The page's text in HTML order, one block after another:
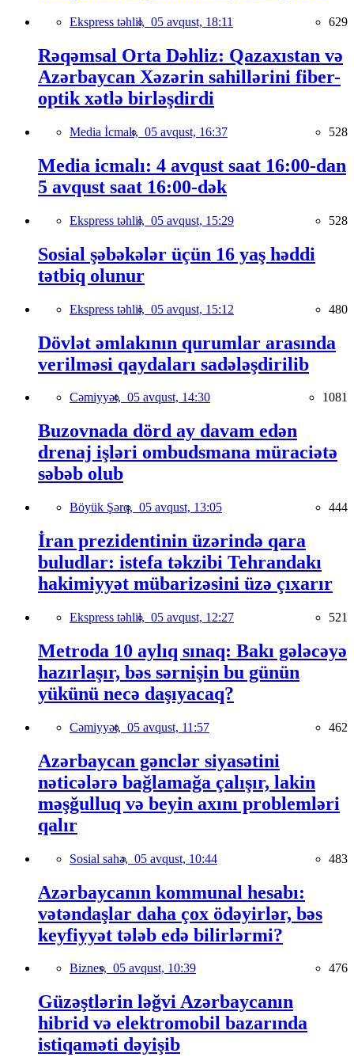
Ekspress təhlil, 05 avqust, 18:11 629
Rəqəmsal Orta Dəhliz: Qazaxıstan və
Azərbaycan Xəzərin sahillərini fiber-
optik xətlə birləşdirdi
Media İcmalı, 05 avqust, 16:37 528
Media icmalı: 4 avqust saat 16:00-dan
5 avqust saat 16:00-dək
Ekspress təhlil, 05 avqust, 15:29 528
Sosial şəbəkələr üçün 16 yaş həddi
tətbiq olunur
Ekspress təhlil, 05 avqust, 15:12 480
Dövlət əmlakının qurumlar arasında
verilməsi qaydaları sadələşdirilib
Cəmiyyət, 05 avqust, 14:30 1081
Buzovnada dörd ay davam edən
drenaj işləri ombudsmana müraciətə
səbəb olub
Böyük Şərq, 05 avqust, 13:05 444
İran prezidentinin üzərində qara
buludlar: istefa təkzibi Tehrandakı
hakimiyyət mübarizəsini üzə çıxarır
Ekspress təhlil, 05 avqust, 12:27 521
Metroda 10 aylıq sınaq: Bakı gələcəyə
hazırlaşır, bəs sərnişin bu günün
yükünü necə daşıyacaq?
Cəmiyyət, 05 avqust, 11:57 462
Azərbaycan gənclər siyasətini
nəticələrə bağlamağa çalışır, lakin
məşğulluq və beyin axını problemləri
qalır
Sosial sahə, 05 avqust, 10:44 483
Azərbaycanın kommunal hesabı:
vətəndaşlar daha çox ödəyirlər, bəs
keyfiyyət tələb edə bilirlərmi?
Biznes, 05 avqust, 10:39 476
Güzəştlərin ləğvi Azərbaycanın
hibrid və elektromobil bazarında
istiqaməti dəyişib